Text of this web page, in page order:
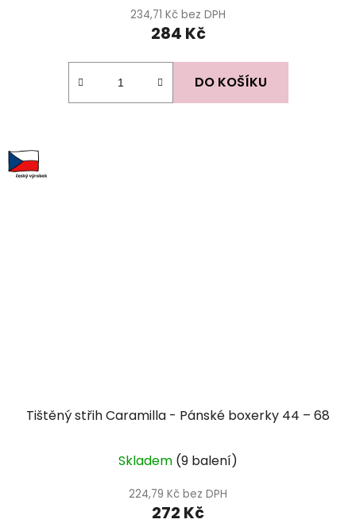
234,71 Kč bez DPH
284 Kč
DO KOŠÍKU
Tištěný střih Caramilla - Pánské boxerky 44 – 68
hodnocení
produktu
je
Skladem (9 balení)
224,79 Kč bez DPH
272 Kč